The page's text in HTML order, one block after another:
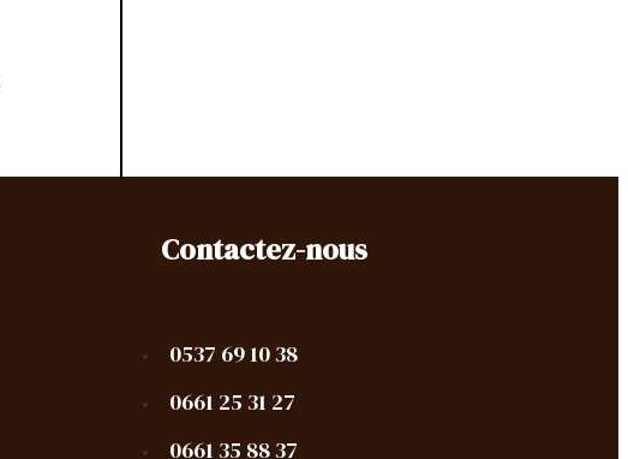
Contactez-nous
0537 69 10 38
0661 25 31 27
0661 35 88 37